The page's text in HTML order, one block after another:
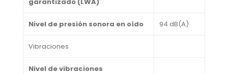
Nivel de presión sonora en oído 94 dB(A)
Vibraciones
Nivel de vibraciones